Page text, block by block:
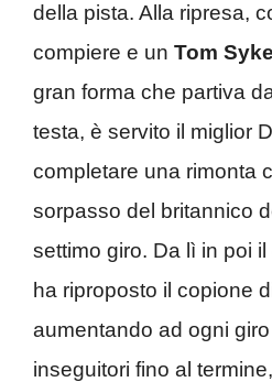
della pista. Alla ripresa,
compiere e un Tom
gran forma che partiva
testa, è servito il miglior
completare una rimonta
sorpasso del britannico
settimo giro. Da lì in poi
ha riproposto il copione
aumentando ad ogni
inseguitori fino al